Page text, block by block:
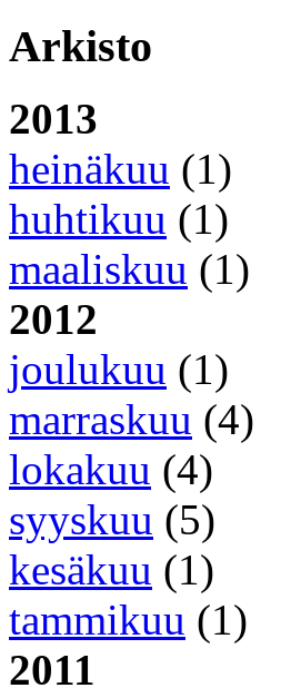
Arkisto
2013
heinäkuu (1)
huhtikuu (1)
maaliskuu (1)
2012
joulukuu (1)
marraskuu (4)
lokakuu (4)
syyskuu (5)
kesäkuu (1)
tammikuu (1)
2011